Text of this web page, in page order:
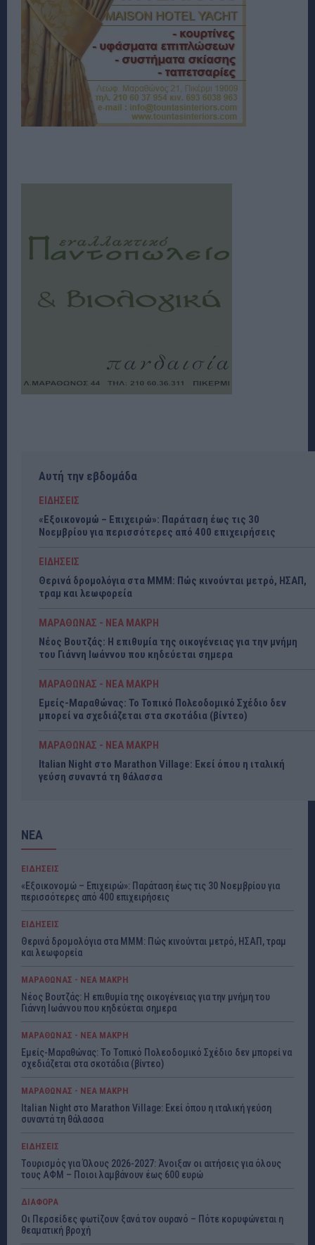
Αυτή την εβδομάδα
ΕΙΔΗΣΕΙΣ
«Εξοικονομώ – Επιχειρώ»: Παράταση έως τις 30
Νοεμβρίου για περισσότερες από 400 επιχειρήσεις
ΕΙΔΗΣΕΙΣ
Θερινά δρομολόγια στα ΜΜΜ: Πώς κινούνται μετρό, ΗΣΑΠ,
τραμ και λεωφορεία
ΜΑΡΑΘΩΝΑΣ - ΝΕΑ ΜΑΚΡΗ
Νέος Βουτζάς: Η επιθυμία της οικογένειας για την μνήμη
του Γιάννη Ιωάννου που κηδεύεται σημερα
ΜΑΡΑΘΩΝΑΣ - ΝΕΑ ΜΑΚΡΗ
Εμείς-Μαραθώνας: Το Τοπικό Πολεοδομικό Σχέδιο δεν
μπορεί να σχεδιάζεται στα σκοτάδια (βίντεο)
ΜΑΡΑΘΩΝΑΣ - ΝΕΑ ΜΑΚΡΗ
Italian Night στο Marathon Village: Εκεί όπου η ιταλική
γεύση συναντά τη θάλασσα
ΝΕΑ
ΕΙΔΗΣΕΙΣ
«Εξοικονομώ – Επιχειρώ»: Παράταση έως τις 30 Νοεμβρίου για
περισσότερες από 400 επιχειρήσεις
ΕΙΔΗΣΕΙΣ
Θερινά δρομολόγια στα ΜΜΜ: Πώς κινούνται μετρό, ΗΣΑΠ, τραμ
και λεωφορεία
ΜΑΡΑΘΩΝΑΣ - ΝΕΑ ΜΑΚΡΗ
Νέος Βουτζάς: Η επιθυμία της οικογένειας για την μνήμη του
Γιάννη Ιωάννου που κηδεύεται σημερα
ΜΑΡΑΘΩΝΑΣ - ΝΕΑ ΜΑΚΡΗ
Εμείς-Μαραθώνας: Το Τοπικό Πολεοδομικό Σχέδιο δεν μπορεί να
σχεδιάζεται στα σκοτάδια (βίντεο)
ΜΑΡΑΘΩΝΑΣ - ΝΕΑ ΜΑΚΡΗ
Italian Night στο Marathon Village: Εκεί όπου η ιταλική γεύση
συναντά τη θάλασσα
ΕΙΔΗΣΕΙΣ
Τουρισμός για Όλους 2026-2027: Άνοιξαν οι αιτήσεις για όλους
τους ΑΦΜ – Ποιοι λαμβάνουν έως 600 ευρώ
ΔΙΑΦΟΡΑ
Οι Περσείδες φωτίζουν ξανά τον ουρανό – Πότε κορυφώνεται η
θεαματική βροχή